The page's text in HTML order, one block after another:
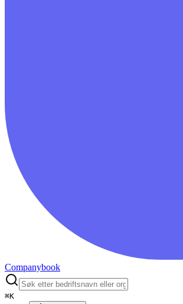
Companybook
⌘K